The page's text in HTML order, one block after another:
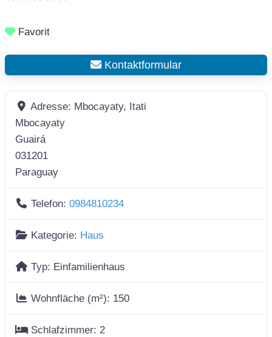
Favorit
Kontaktformular
Adresse: Mbocayaty, Itati
Mbocayaty
Guairá
031201
Paraguay
Telefon:0984810234
Kategorie: Haus
Typ: Einfamilienhaus
Wohnfläche (m²): 150
Schlafzimmer:2